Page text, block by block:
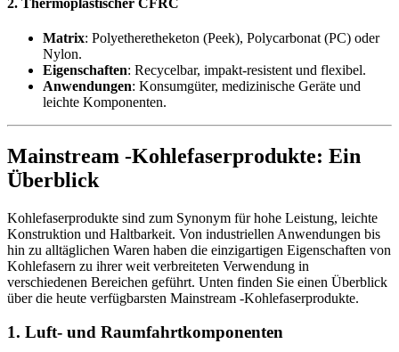
Matrix: Polyetheretheketon (Peek), Polycarbonat (PC) oder
Nylon.
Eigenschaften: Recycelbar, impakt-resistent und flexibel.
Anwendungen: Konsumgüter, medizinische Geräte und
leichte Komponenten.
Mainstream -Kohlefaserprodukte: Ein
Überblick
Kohlefaserprodukte sind zum Synonym für hohe Leistung, leichte
Konstruktion und Haltbarkeit. Von industriellen Anwendungen bis
hin zu alltäglichen Waren haben die einzigartigen Eigenschaften von
Kohlefasern zu ihrer weit verbreiteten Verwendung in
verschiedenen Bereichen geführt. Unten finden Sie einen Überblick
über die heute verfügbarsten Mainstream -Kohlefaserprodukte.
1. Luft- und Raumfahrtkomponenten